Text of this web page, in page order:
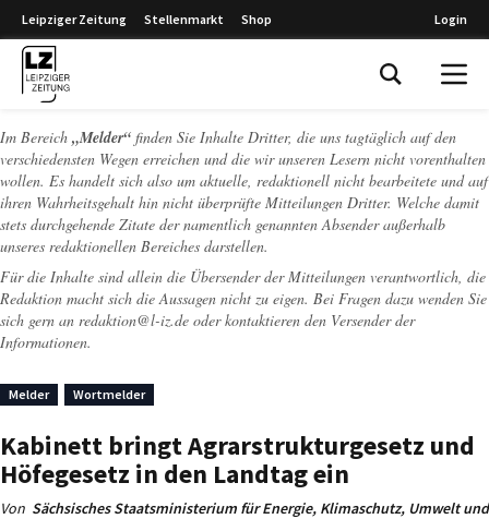
Leipziger Zeitung Stellenmarkt Shop Login
Im Bereich „Melder“ finden Sie Inhalte Dritter, die uns tagtäglich auf den
verschiedensten Wegen erreichen und die wir unseren Lesern nicht vorenthalten
wollen. Es handelt sich also um aktuelle, redaktionell nicht bearbeitete und auf
ihren Wahrheitsgehalt hin nicht überprüfte Mitteilungen Dritter. Welche damit
stets durchgehende Zitate der namentlich genannten Absender außerhalb
unseres redaktionellen Bereiches darstellen.
Für die Inhalte sind allein die Übersender der Mitteilungen verantwortlich, die
Redaktion macht sich die Aussagen nicht zu eigen. Bei Fragen dazu wenden Sie
sich gern an redaktion@l-iz.de oder kontaktieren den Versender der
Informationen.
Melder Wortmelder
Kabinett bringt Agrarstrukturgesetz und
Höfegesetz in den Landtag ein
Von Sächsisches Staatsministerium für Energie, Klimaschutz, Umwelt und